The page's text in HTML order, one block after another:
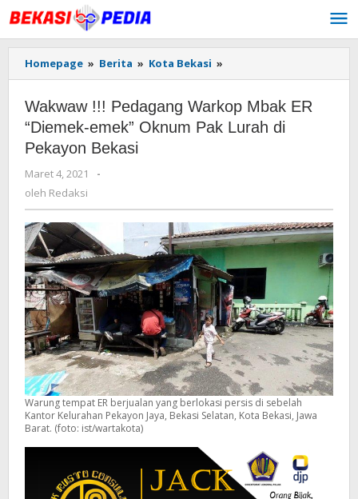
Lewati
ke
konten
Homepage » Berita » Kota Bekasi »
!!!
Warkop
Mbak
Lurah
di
Pekayon
Bekasi
Wakwaw !!! Pedagang Warkop Mbak ER
“Diemek-emek” Oknum Pak Lurah di
Pekayon Bekasi
Maret 4, 2021
oleh
-
oleh Redaksi
Warung tempat ER berjualan yang berlokasi persis di sebelah
Kantor Kelurahan Pekayon Jaya, Bekasi Selatan, Kota Bekasi, Jawa
Barat. (foto: ist/wartakota)